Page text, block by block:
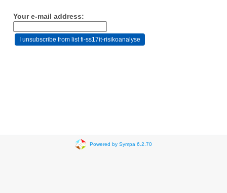
Your e-mail address:
Powered by Sympa 6.2.70